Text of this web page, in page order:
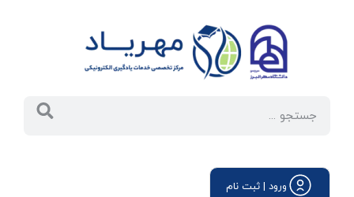
ورود | ثبت نام